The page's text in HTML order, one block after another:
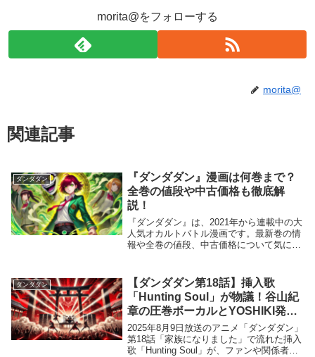
morita@をフォローする
morita@
関連記事
ダンダダン
『ダンダダン』漫画は何巻まで？
全巻の値段や中古価格も徹底解
説！
『ダンダダン』は、2021年から連載中の大
人気オカルトバトル漫画です。最新巻の情
報や全巻の値段、中古価格について気にな
出ているのか、全巻購入時の値段や中古市
場での...
ダンダダン
【ダンダダン第18話】挿入歌
「Hunting Soul」が物議！谷山紀
章の圧巻ボーカルとYOSHIKI発
言、オマージュを巡る真相とは？
2025年8月9日放送のアニメ「ダンダダン」
第18話「家族になりました」で流れた挿入
歌「Hunting Soul」が、ファンや関係者の